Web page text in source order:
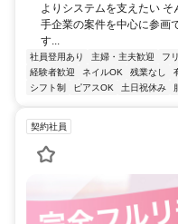
よりシステムを支えたい
手企業の案件を中心に参画
す...
社員登用あり 主婦・主夫歓迎 フ
経験者歓迎
ネイルOK 残業なし
シフト制
ピアスOK 土日祝休み
契約社員